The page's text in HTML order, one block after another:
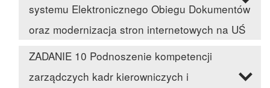
systemu Elektronicznego Obiegu Dokumentów
oraz modernizacja stron internetowych na UŚ
ZADANIE 10 Podnoszenie kompetencji
zarządczych kadr kierowniczych i